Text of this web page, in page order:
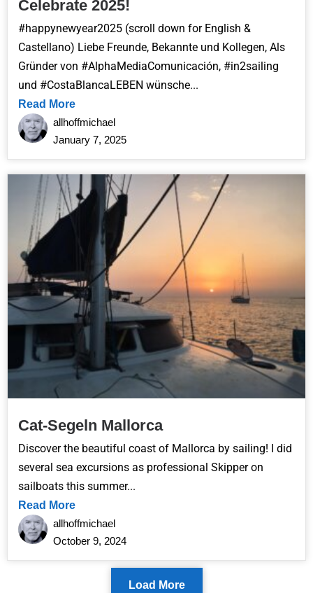
Celebrate 2025!
#happynewyear2025 (scroll down for English &
Castellano) Liebe Freunde, Bekannte und Kollegen, Als
Gründer von #AlphaMediaComunicación, #in2sailing
und #CostaBlancaLEBEN wünsche...
Read More
allhoffmichael
January 7, 2025
Cat-Segeln Mallorca
Discover the beautiful coast of Mallorca by sailing! I did
several sea excursions as professional Skipper on
sailboats this summer...
Read More
allhoffmichael
October 9, 2024
Load More